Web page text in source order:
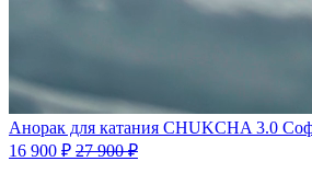
Анорак для катания CHUKCHA 3.0
16 900 ₽ 27 900₽